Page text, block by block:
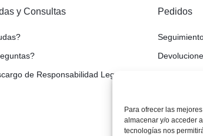
Para ofrecer las
almacenar y/o acceder
tecnologías nos
y Consultas
de Responsabilidad Legal
Pedidos
Política de